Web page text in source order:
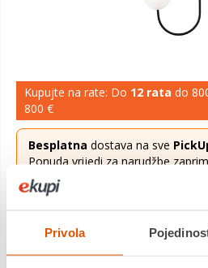
Privola
Kupujte na rate: Do 12 rata do
800 €
Besplatna dostava na sve
Ponuda vrijedi za narudžbe
Više saznaj
Visilica ABAKUS 4921, crno/bijela,